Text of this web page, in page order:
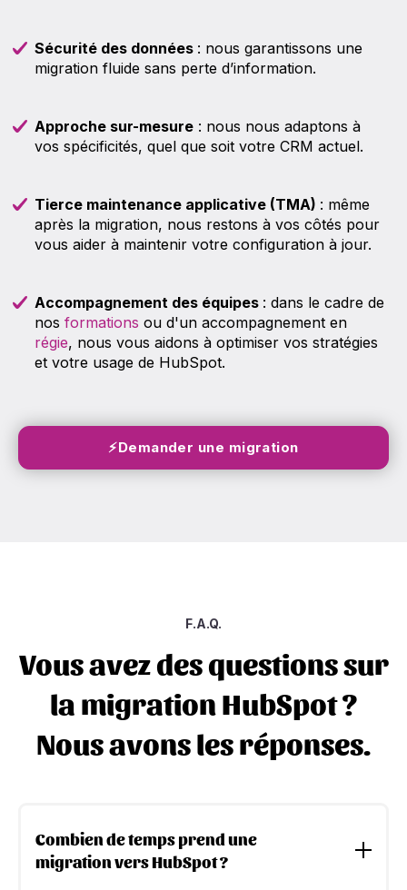
Sécurité des données : nous garantissons une
migration fluide sans perte d’information.
Approche sur-mesure: nous nous adaptons à
vos spécificités, quel que soit votre CRM actuel.
Tierce maintenance applicative (TMA) : même
après la migration, nous restons à vos côtés pour
vous aider à maintenir votre configuration à jour.
Accompagnement des équipes : dans le cadre de
nos formations ou d'un accompagnement en
régie, nous vous aidons à optimiser vos stratégies
et votre usage de HubSpot.
⚡Demander une migration
F.A.Q.
Vous avez des questions sur
la migration HubSpot ?
Nous avons les réponses.
Combien de temps prend une
migration vers HubSpot ?